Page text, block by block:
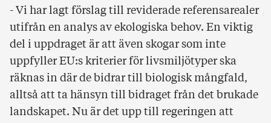
- Vi har lagt förslag till reviderade referensarealer
utifrån en analys av ekologiska behov. En viktig
del i uppdraget är att även skogar som inte
uppfyller EU:s kriterier för livsmiljötyper ska
räknas in där de bidrar till biologisk mångfald,
alltså att ta hänsyn till bidraget från det brukade
landskapet. Nu är det upp till regeringen att